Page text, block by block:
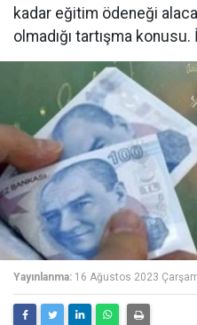
kadar eğitim ödeneği
olmadığı tartışma
Yayınlanma: 16 Ağustos 2023